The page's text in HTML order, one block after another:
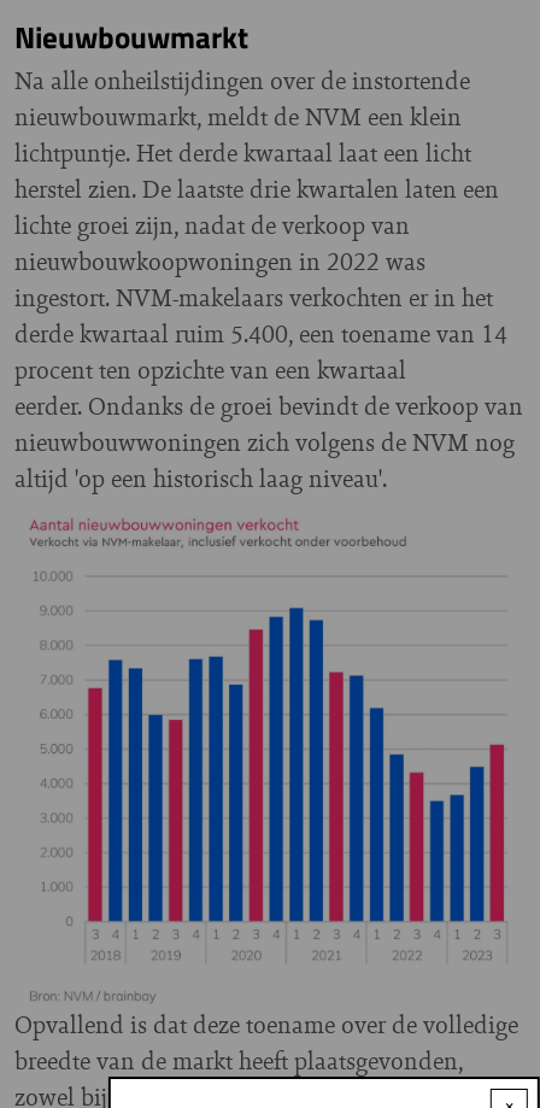
Nieuwbouwmarkt
Na alle onheilstijdingen over de instortende
nieuwbouwmarkt, meldt de NVM een klein
lichtpuntje. Het derde kwartaal laat een licht
herstel zien. De laatste drie kwartalen laten een
lichte groei zijn, nadat de verkoop van
nieuwbouwkoopwoningen in 2022 was
ingestort. NVM-makelaars verkochten er in het
derde kwartaal ruim 5.400, een toename van 14
procent ten opzichte van een kwartaal
eerder. Ondanks de groei bevindt de verkoop van
nieuwbouwwoningen zich volgens de NVM nog
altijd 'op een historisch laag niveau'.
Image
Opvallend is dat deze toename over de volledige
breedte van de markt heeft plaatsgevonden,
zowel bij de duurdere als meer